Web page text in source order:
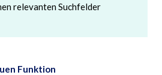
relevanten Suchfelder
Funktion